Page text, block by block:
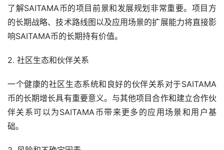
了解SAITAMA币的项目前景和发展规划非常重要。项目方
的长期战略、技术路线图以及应用场景的扩展能力将直接影
响SAITAMA币的长期持有价值。
2. 社区生态和伙伴关系
一个健康的社区生态系统和良好的伙伴关系对于SAITAMA
币的长期增长具有重要意义。与其他项目合作和建立合作伙
伴关系可以为SAITAMA币带来更多的应用场景和用户基
础。